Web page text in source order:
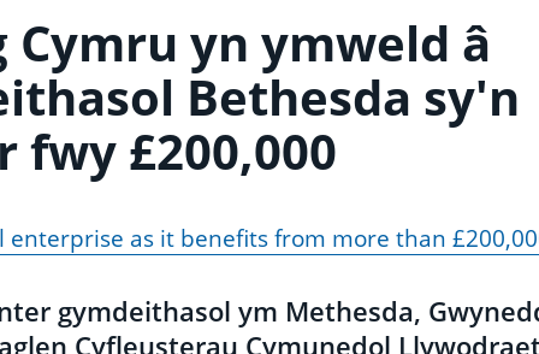
yn ymweld â
Bethesda sy'n
fwy £200,000
enterprise as it benefits from more than
gymdeithasol ym Methesda,
Cyfleusterau Cymunedol